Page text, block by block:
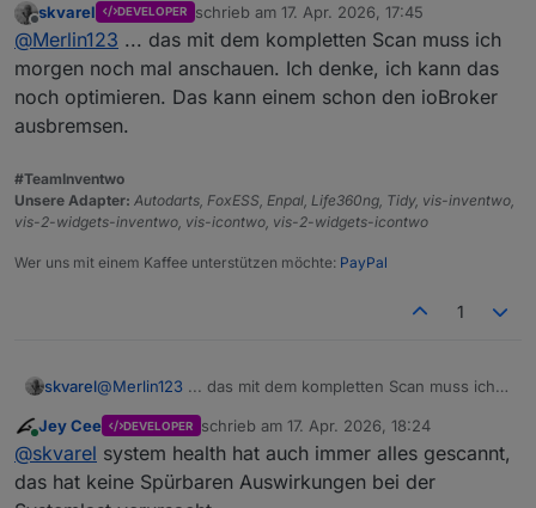
Merlin123 .. ich habe mir gerade ein paar
Datenpunkte angesehen. Es gibt bei mir immer
nur einen TS und das wird der, von der letzten
Aktualisierung des Wert sein und den lese ich
Hmmm. Wieso zeigt der dann bei mit in der Tabelle
da nix an?
Ansonsten: Danke für die Erweiterung! Schau ich mir
mal an
Offline
skvarel DEVELOPER schrieb am 17. Apr. 2026, 17:45
zuletzt editiert von
@Merlin123 ... das mit dem kompletten Scan muss ich
morgen noch mal anschauen. Ich denke, ich kann das
noch optimieren. Das kann einem schon den ioBroker
ausbremsen.
#TeamInventwo
Unsere Adapter: Autodarts, FoxESS, Enpal, Life360ng, Tidy, vis-inventwo,
vis-2-widgets-inventwo, vis-icontwo, vis-2-widgets-icontwo
Wer uns mit einem Kaffee unterstützen möchte: PayPal
1
skvarel@Merlin123
noch optimieren. Das kann einem schon den ioBroker
ausbremsen.
Online
Jey Cee DEVELOPER schrieb am 17. Apr. 2026, 18:24
zuletzt editiert von
@skvarel system health hat auch immer alles gescannt,
das hat keine Spürbaren Auswirkungen bei der